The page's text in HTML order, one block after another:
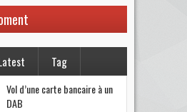
Tag
Vol d’une carte bancaire à un
DAB